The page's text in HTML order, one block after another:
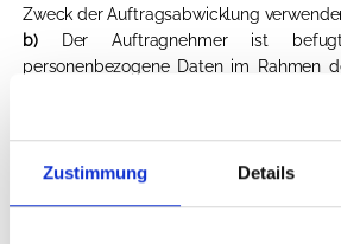
Zustimmung Details
Zweck der Auftragsabwicklung
b)Der Auftragnehmer ist
personenbezogene Daten im Rahmen
des Auftrages nach Maßgabe des
selbst zu verarbeiten oder durch Dritte
6. Vergütung